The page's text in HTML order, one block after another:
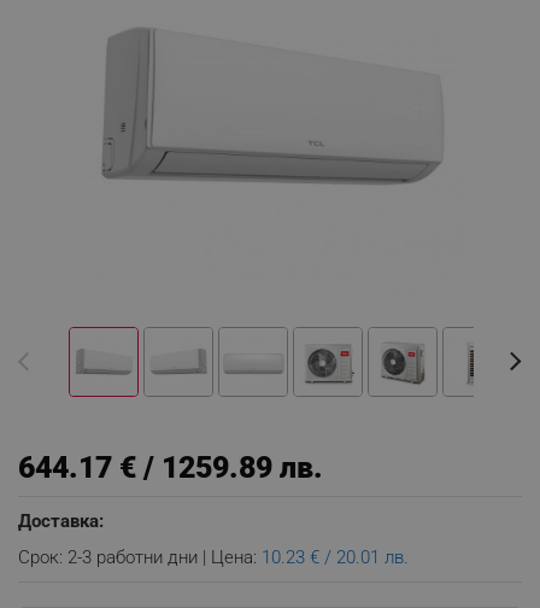
644.17 € / 1259.89 лв.
Доставка:
Срок: 2-3 работни дни | Цена: 10.23 € / 20.01 лв.